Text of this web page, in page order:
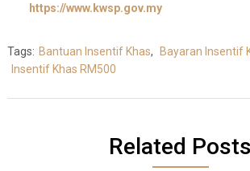
https://www.kwsp.gov.my
Tags: Bantuan Insentif Khas, Bayaran Insentif
Insentif Khas RM500
Related Posts